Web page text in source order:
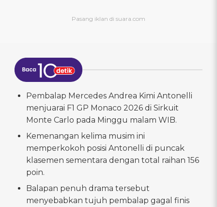
Pembalap Mercedes Andrea Kimi Antonelli
menjuarai F1 GP Monaco 2026 di Sirkuit
Monte Carlo pada Minggu malam WIB.
Kemenangan kelima musim ini
memperkokoh posisi Antonelli di puncak
klasemen sementara dengan total raihan 156
poin.
Balapan penuh drama tersebut
menyebabkan tujuh pembalap gagal finis